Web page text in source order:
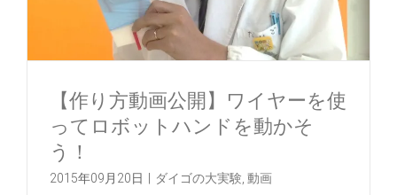
【作り方動画公開】ワイヤーを使
ってロボットハンドを動かそ
う！
2015年09月20日 ダイゴの大実験 動画